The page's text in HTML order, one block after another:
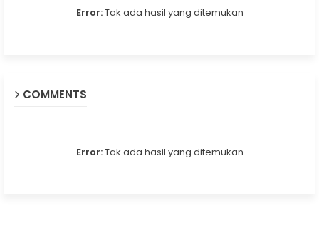
Error:Tak ada hasil yang ditemukan
COMMENTS
Error:Tak ada hasil yang ditemukan